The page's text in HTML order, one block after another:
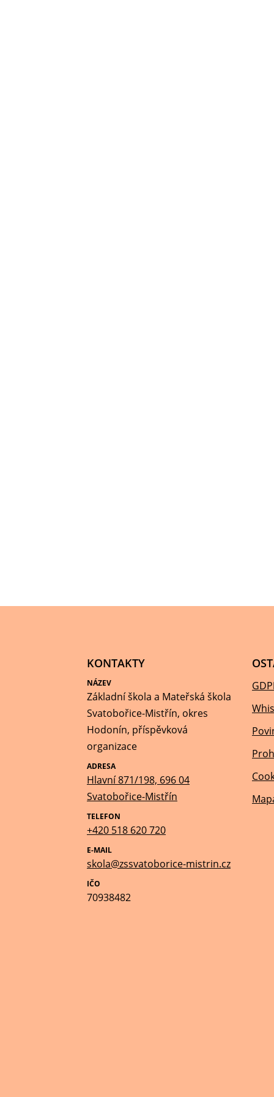
KONTAKTY
NÁZEV
Základní škola a Mateřská škola
Svatobořice-Mistřín, okres
Hodonín, příspěvková
organizace
ADRESA
Hlavní 871/198, 696 04
Svatobořice-Mistřín
TELEFON
+420 518 620 720
E-MAIL
skola@zssvatoborice-mistrin.cz
IČO
70938482